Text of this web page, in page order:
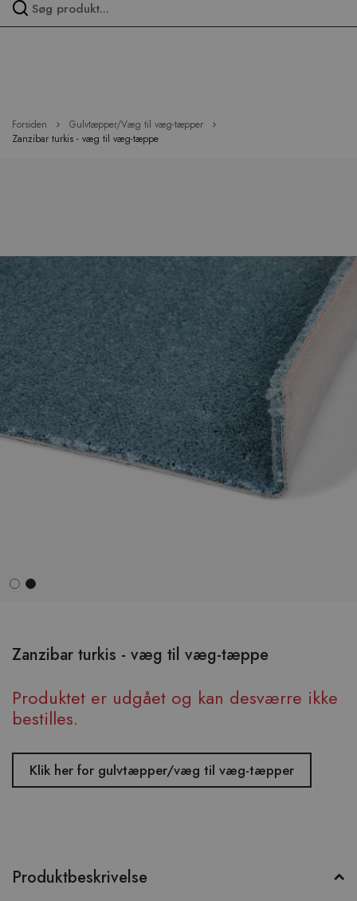
Forsiden
Gulvtæpper/Væg til væg-tæpper
Zanzibar turkis - væg til væg-tæppe
Zanzibar turkis - væg til væg-tæppe
Produktet er udgået og kan desværre ikke
bestilles.
Klik her for gulvtæpper/væg til væg-tæpper
begyndelsen
af
Produktbeskrivelse